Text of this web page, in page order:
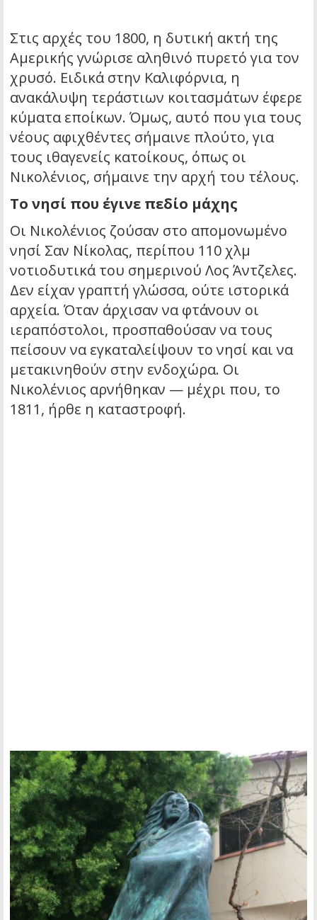
Στις αρχές του 1800, η δυτική ακτή της
Αμερικής γνώρισε αληθινό πυρετό για τον
χρυσό. Ειδικά στην Καλιφόρνια, η
ανακάλυψη τεράστιων κοιτασμάτων έφερε
κύματα εποίκων. Όμως, αυτό που για τους
νέους αφιχθέντες σήμαινε πλούτο, για
τους ιθαγενείς κατοίκους, όπως οι
Νικολένιος, σήμαινε την αρχή του τέλους.
Το νησί που έγινε πεδίο μάχης
Οι Νικολένιος ζούσαν στο απομονωμένο
νησί Σαν Νίκολας, περίπου 110 χλμ
νοτιοδυτικά του σημερινού Λος Άντζελες.
Δεν είχαν γραπτή γλώσσα, ούτε ιστορικά
αρχεία. Όταν άρχισαν να φτάνουν οι
ιεραπόστολοι, προσπαθούσαν να τους
πείσουν να εγκαταλείψουν το νησί και να
μετακινηθούν στην ενδοχώρα. Οι
Νικολένιος αρνήθηκαν — μέχρι που, το
1811, ήρθε η καταστροφή.